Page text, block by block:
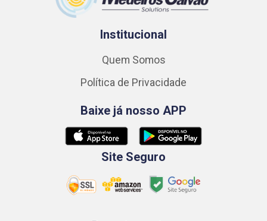
Institucional
Quem Somos
Política de Privacidade
Baixe já nosso APP
Site Seguro